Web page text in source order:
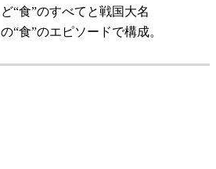
ど“食”のすべてと戦国大名
の“食”のエピソードで構成。